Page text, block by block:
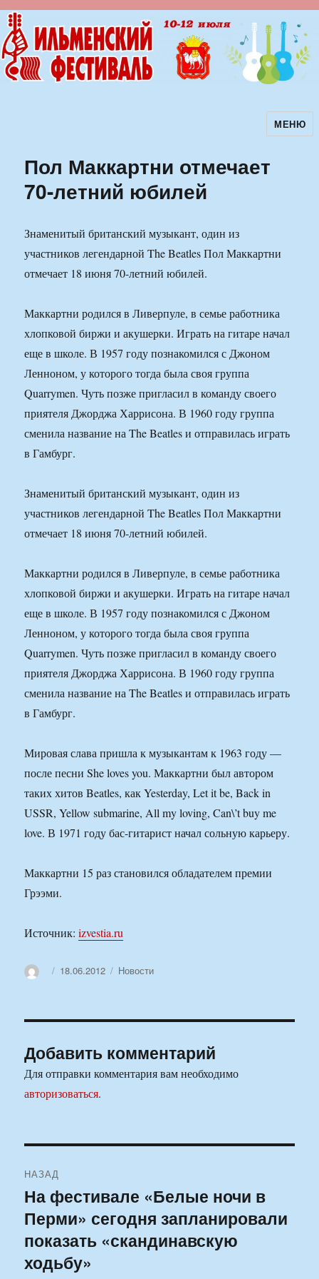
Ильменский фестиваль авторскойМЕНЮ
Пол Маккартни отмечает
70-летний юбилей
Знаменитый британский музыкант, один из
участников легендарной The Beatles Пол Маккартни
отмечает 18 июня 70-летний юбилей.
Маккартни родился в Ливерпуле, в семье работника
хлопковой биржи и акушерки. Играть на гитаре начал
еще в школе. В 1957 году познакомился с Джоном
Ленноном, у которого тогда была своя группа
Quarrymen. Чуть позже пригласил в команду своего
приятеля Джорджа Харрисона. В 1960 году группа
сменила название на The Beatles и отправилась играть
в Гамбург.
Знаменитый британский музыкант, один из
участников легендарной The Beatles Пол Маккартни
отмечает 18 июня 70-летний юбилей.
Маккартни родился в Ливерпуле, в семье работника
хлопковой биржи и акушерки. Играть на гитаре начал
еще в школе. В 1957 году познакомился с Джоном
Ленноном, у которого тогда была своя группа
Quarrymen. Чуть позже пригласил в команду своего
приятеля Джорджа Харрисона. В 1960 году группа
сменила название на The Beatles и отправилась играть
в Гамбург.
Мировая слава пришла к музыкантам к 1963 году —
после песни She loves you. Маккартни был автором
таких хитов Beatles, как Yesterday, Let it be, Back in
USSR, Yellow submarine, All my loving, Can\’t buy me
love. В 1971 году бас-гитарист начал сольную карьеру.
Маккартни 15 раз становился обладателем премии
Грээми.
Источник:izvestia.ru
АвторОпубликовано
18.06.2012 Рубрики
Новости
Добавить комментарий
Для отправки комментария вам необходимо
авторизоваться.
по
записям
НАЗАД
Предыдущая
запись:
На фестивале «Белые ночи в
Перми» сегодня запланировали
показать «скандинавскую
ходьбу»